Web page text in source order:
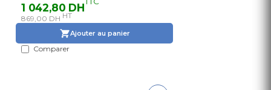
1 042,80 DH
869,00 DH HT
Ajouter au panier
Comparer